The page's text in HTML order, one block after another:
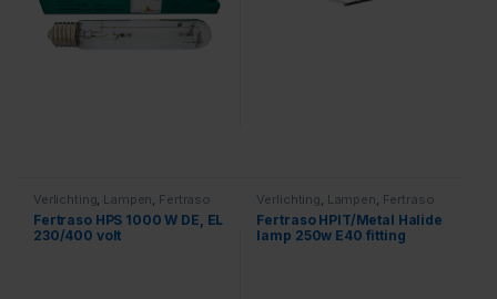
Verlichting, Lampen, Fertraso
Fertraso HPS 1000 W DE, EL
230/400 volt
Verlichting, Lampen, Fertraso
Fertraso HPIT/Metal Halide
lamp 250w E40 fitting